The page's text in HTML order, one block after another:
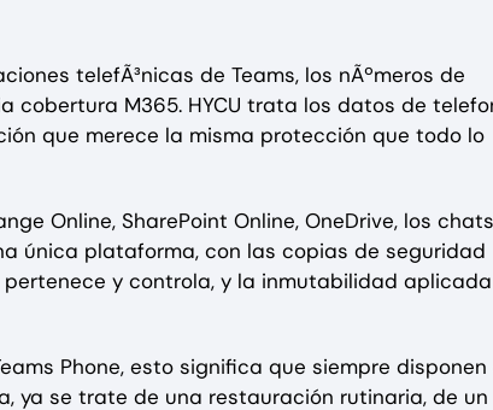
telefÃ³nicas de Teams, los nÃºmeros de
cobertura M365. HYCU trata los datos de
que merece la misma protección que todo lo
Online, SharePoint Online, OneDrive, los
única plataforma, con las copias de seguridad
y controla, y la inmutabilidad
Phone, esto significa que siempre disponen
ya se trate de una restauración rutinaria, de un